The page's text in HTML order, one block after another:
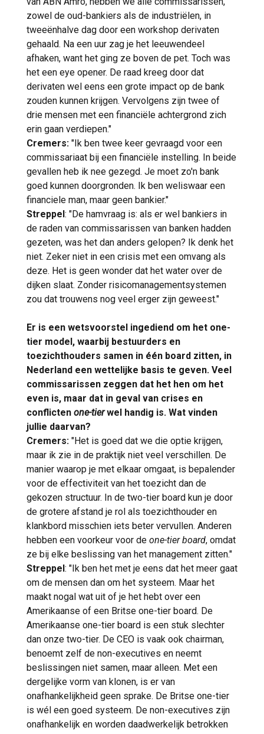
zowel de oud-bankiers als de industriëlen, in
tweeënhalve dag door een workshop derivaten
gehaald. Na een uur zag je het leeuwendeel
afhaken, want het ging ze boven de pet. Toch was
het een eye opener. De raad kreeg door dat
derivaten wel eens een grote impact op de bank
zouden kunnen krijgen. Vervolgens zijn twee of
drie mensen met een financiële achtergrond zich
erin gaan verdiepen."
Cremers: "Ik ben twee keer gevraagd voor een
commissariaat bij een financiële instelling. In beide
gevallen heb ik nee gezegd. Je moet zo'n bank
goed kunnen doorgronden. Ik ben weliswaar een
financiele man, maar geen bankier."
Streppel: "De hamvraag is: als er wel bankiers in
de raden van commissarissen van banken hadden
gezeten, was het dan anders gelopen? Ik denk het
niet. Zeker niet in een crisis met een omvang als
deze. Het is geen wonder dat het water over de
dijken slaat. Zonder risicomanagementsystemen
zou dat trouwens nog veel erger zijn geweest."
Er is een wetsvoorstel ingediend om het one-
tier model, waarbij bestuurders en
toezichthouders samen in één board zitten, in
Nederland een wettelijke basis te geven. Veel
commissarissen zeggen dat het hen om het
even is, maar dat in geval van crises en
conflicten one-tierwel handig is. Wat vinden
jullie daarvan?
Cremers: "Het is goed dat we die optie krijgen,
maar ik zie in de praktijk niet veel verschillen. De
manier waarop je met elkaar omgaat, is bepalender
voor de effectiviteit van het toezicht dan de
gekozen structuur. In de two-tier board kun je door
de grotere afstand je rol als toezichthouder en
klankbord misschien iets beter vervullen. Anderen
hebben een voorkeur voor de one-tier board, omdat
ze bij elke beslissing van het management zitten."
Streppel: "Ik ben het met je eens dat het meer gaat
om de mensen dan om het systeem. Maar het
maakt nogal wat uit of je het hebt over een
Amerikaanse of een Britse one-tier board. De
Amerikaanse one-tier board is een stuk slechter
dan onze two-tier. De CEO is vaak ook chairman,
benoemt zelf de non-executives en neemt
beslissingen niet samen, maar alleen. Met een
dergelijke vorm van klonen, is er van
onafhankelijkheid geen sprake. De Britse one-tier
is wél een goed systeem. De non-executives zijn
onafhankelijk en worden daadwerkelijk betrokken